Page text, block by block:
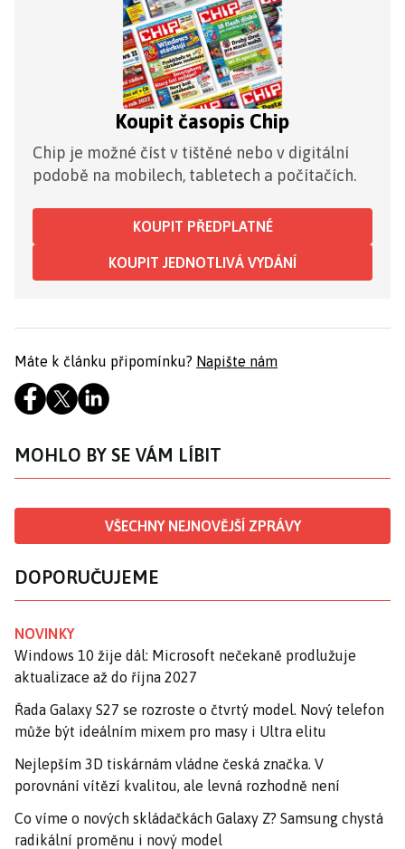
Koupit časopis Chip
Chip je možné číst v tištěné nebo v digitální
podobě na mobilech, tabletech a počítačích.
KOUPIT PŘEDPLATNÉ
KOUPIT JEDNOTLIVÁ VYDÁNÍ
Máte k článku připomínku? Napište nám
MOHLO BY SE VÁM LÍBIT
VŠECHNY NEJNOVĚJŠÍ ZPRÁVY
DOPORUČUJEME
NOVINKY
Windows 10 žije dál: Microsoft nečekaně prodlužuje
aktualizace až do října 2027
Řada Galaxy S27 se rozroste o čtvrtý model. Nový telefon
může být ideálním mixem pro masy i Ultra elitu
Nejlepším 3D tiskárnám vládne česká značka. V
porovnání vítězí kvalitou, ale levná rozhodně není
Co víme o nových skládačkách Galaxy Z? Samsung chystá
radikální proměnu i nový model